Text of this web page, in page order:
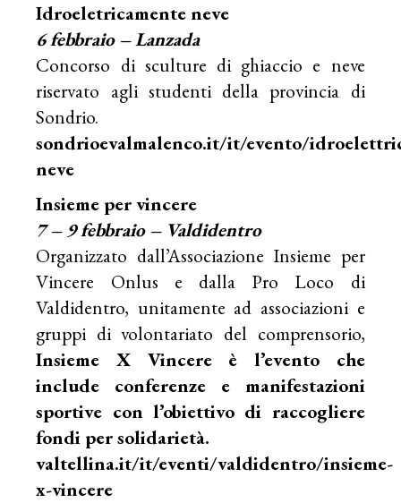
Idroeletricamente neve
6 febbraio – Lanzada
Concorso di sculture di ghiaccio e neve
riservato agli studenti della provincia di
Sondrio.
sondrioevalmalenco.it/it/evento/
neve
Insieme per vincere
7 – 9 febbraio – Valdidentro
Organizzato dall’Associazione Insieme per
Vincere Onlus e dalla Pro Loco di
Valdidentro, unitamente ad associazioni e
gruppi di volontariato del comprensorio,
Insieme X Vincere è l’evento che
include conferenze e manifestazioni
sportive con l’obiettivo di raccogliere
fondi per solidarietà.
valtellina.it/it/eventi/valdidentro/insieme-
x-vincere